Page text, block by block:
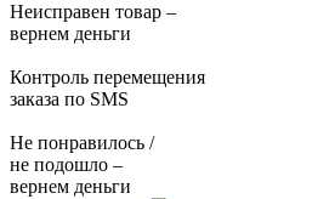
Неисправен товар –
вернем деньги
Контроль перемещения
заказа по SMS
Не понравилось /
не подошло –
вернем деньги